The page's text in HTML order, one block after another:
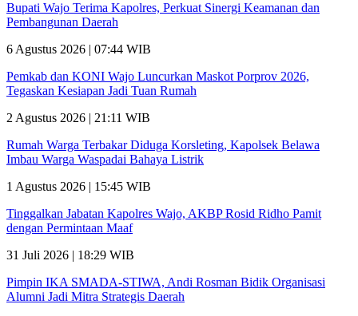
Bupati Wajo Terima Kapolres, Perkuat Sinergi Keamanan dan
Pembangunan Daerah
6 Agustus 2026 | 07:44 WIB
Pemkab dan KONI Wajo Luncurkan Maskot Porprov 2026,
Tegaskan Kesiapan Jadi Tuan Rumah
2 Agustus 2026 | 21:11 WIB
Rumah Warga Terbakar Diduga Korsleting, Kapolsek Belawa
Imbau Warga Waspadai Bahaya Listrik
1 Agustus 2026 | 15:45 WIB
Tinggalkan Jabatan Kapolres Wajo, AKBP Rosid Ridho Pamit
dengan Permintaan Maaf
31 Juli 2026 | 18:29 WIB
Pimpin IKA SMADA-STIWA, Andi Rosman Bidik Organisasi
Alumni Jadi Mitra Strategis Daerah